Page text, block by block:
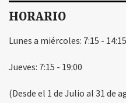
HORARIO
Lunes a miércoles: 7:15 - 14:15
Jueves: 7:15 - 19:00
(Desde el 1 de Julio al 31 de